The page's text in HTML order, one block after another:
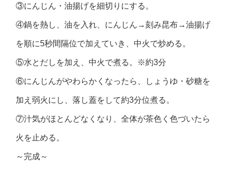
③にんじん・油揚げを細切りにする。
④鍋を熱し、油を入れ、にんじん→刻み昆布→油揚げ
を順に5秒間隔位で加えていき、中火で炒める。
⑤水とだしを加え、中火で煮る。※約3分
⑥にんじんがやわらかくなったら、しょうゆ・砂糖を
加え弱火にし、落し蓋をして約3分位煮る。
⑦汁気がほとんどなくなり、全体が茶色く色づいたら
火を止める。
～完成～